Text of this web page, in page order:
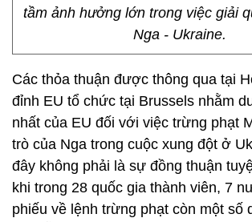
tầm ảnh hưởng lớn trong việc giải
Nga - Ukraine.
Các thỏa thuận được thông qua tại
đỉnh EU tổ chức tại Brussels nhằm
nhất của EU đối với việc trừng phạt
trò của Nga trong cuộc xung đột ở
đây không phải là sự đồng thuận
khi trong 28 quốc gia thành viên, 7
phiếu về lệnh trừng phạt còn một số